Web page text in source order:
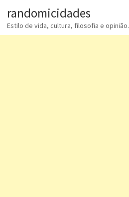
randomicidades
Estilo de vida, cultura, filosofia e opinião.